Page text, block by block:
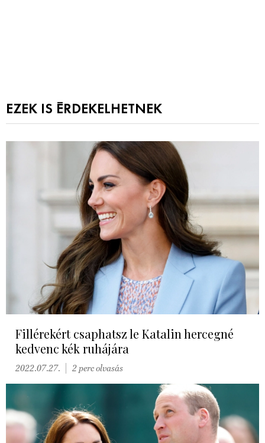
EZEK IS ÉRDEKELHETNEK
Fillérekért csaphatsz le Katalin hercegné
kedvenc kék ruhájára
2022.07.27. 2 perc olvasás